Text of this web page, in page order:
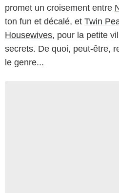
promet un croisement entre
ton fun et décalé, et Twin
Housewives, pour la petite
secrets. De quoi, peut-être,
le genre...